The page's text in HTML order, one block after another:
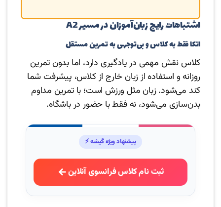
اشتباهات رایج زبان‌آموزان در مسیر A2
اتکا فقط به کلاس و بی‌توجهی به تمرین مستقل
کلاس نقش مهمی در یادگیری دارد، اما بدون تمرین
روزانه و استفاده از زبان خارج از کلاس، پیشرفت شما
کند می‌شود. زبان مثل ورزش است؛ با تمرین مداوم
بدن‌سازی می‌شود، نه فقط با حضور در باشگاه.
پیشنهاد ویژه گیشه ⚡
ثبت نام کلاس فرانسوی آنلاین